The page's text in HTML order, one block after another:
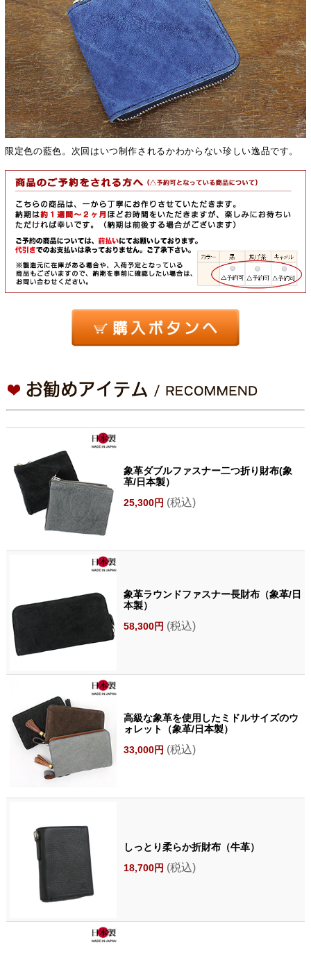
限定色の藍色。次回はいつ制作されるかわからない珍しい逸品です。
象革ダブルファスナー二つ折り財布(象
革/日本製）
25,300円 (税込)
象革ラウンドファスナー長財布（象革/日
本製）
58,300円 (税込)
高級な象革を使用したミドルサイズのウ
ォレット（象革/日本製）
33,000円 (税込)
しっとり柔らか折財布（牛革）
18,700円 (税込)